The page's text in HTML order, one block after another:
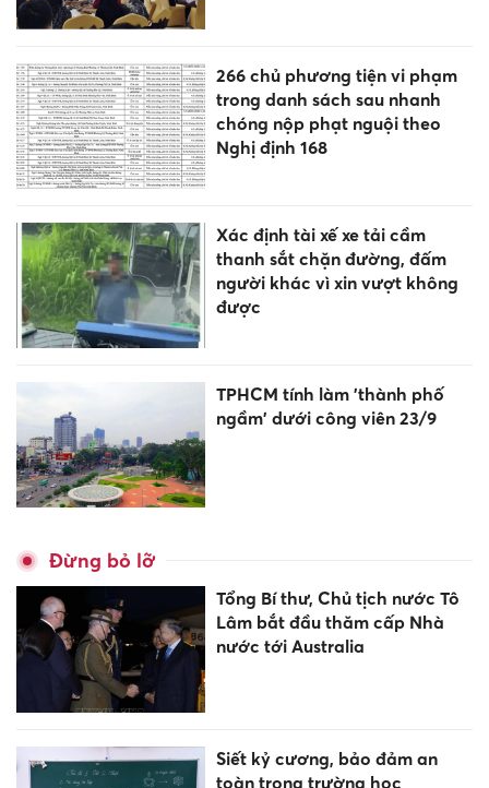
266 chủ phương tiện vi phạm
trong danh sách sau nhanh
chóng nộp phạt nguội theo
Nghị định 168
Xác định tài xế xe tải cầm
thanh sắt chặn đường, đấm
người khác vì xin vượt không
được
TPHCM tính làm 'thành phố
ngầm' dưới công viên 23/9
Đừng bỏ lỡ
Tổng Bí thư, Chủ tịch nước Tô
Lâm bắt đầu thăm cấp Nhà
nước tới Australia
Siết kỷ cương, bảo đảm an
toàn trong trường học